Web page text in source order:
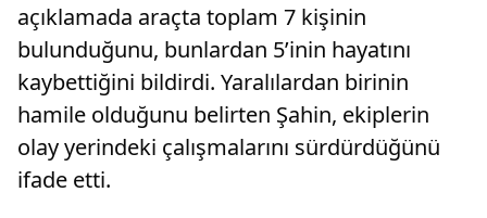
açıklamada araçta toplam 7 kişinin
bulunduğunu, bunlardan 5’inin hayatını
kaybettiğini bildirdi. Yaralılardan birinin
hamile olduğunu belirten Şahin, ekiplerin
olay yerindeki çalışmalarını sürdürdüğünü
ifade etti.